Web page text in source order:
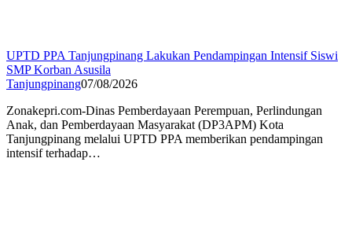
UPTD PPA Tanjungpinang Lakukan Pendampingan Intensif Siswi
SMP Korban Asusila
Tanjungpinang07/08/2026
Zonakepri.com-Dinas Pemberdayaan Perempuan, Perlindungan
Anak, dan Pemberdayaan Masyarakat (DP3APM) Kota
Tanjungpinang melalui UPTD PPA memberikan pendampingan
intensif terhadap…